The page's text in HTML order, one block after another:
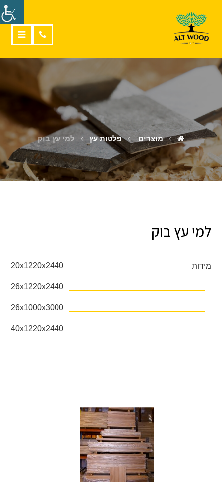
מוצרים פלטות עץ למי עץ בוק
למי עץ בוק
מידות 20х1220х2440
26х1220х2440
26х1000х3000
40х1220х2440